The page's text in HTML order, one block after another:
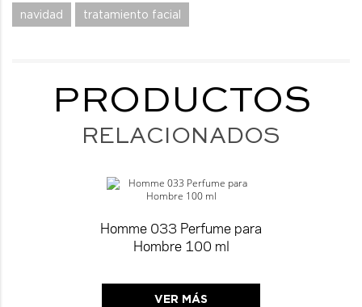
navidad tratamiento facial
PRODUCTOS
RELACIONADOS
Homme 033 Perfume para
Hombre 100 ml
VER MÁS